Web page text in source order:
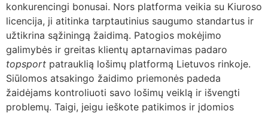
konkurencingi bonusai. Nors platforma veikia su Kiuroso
licencija, ji atitinka tarptautinius saugumo standartus ir
užtikrina sąžiningą žaidimą. Patogios mokėjimo
galimybės ir greitas klientų aptarnavimas padaro
topsport patrauklią lošimų platformą Lietuvos rinkoje.
Siūlomos atsakingo žaidimo priemonės padeda
žaidėjams kontroliuoti savo lošimų veiklą ir išvengti
problemų. Taigi, jeigu ieškote patikimos ir įdomios